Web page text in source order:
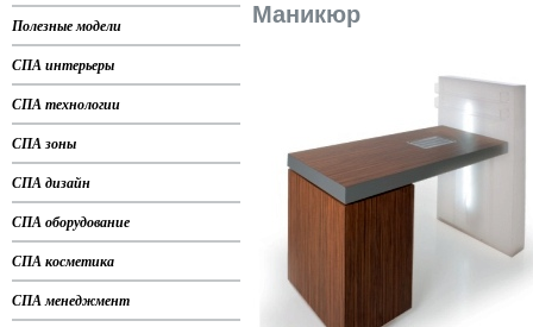
Полезные модели
СПА интерьеры
СПА технологии
СПА зоны
СПА дизайн
СПА оборудование
СПА косметика
СПА менеджмент
Маникюр